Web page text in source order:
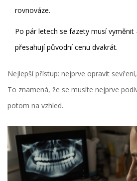
rovnováze.
Po pár letech se fazety musí
přesahují původní cenu dvakrát.
Nejlepší přístup: nejprve opravit
To znamená, že se musíte nejprve
potom na vzhled.